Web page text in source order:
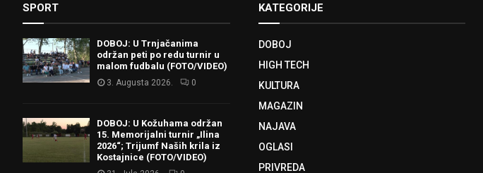
SPORT
DOBOJ: U Trnjačanima
održan peti po redu turnir u
malom fudbalu (FOTO/VIDEO)
3. Augusta 2026. 0
DOBOJ: U Kožuhama održan
15. Memorijalni turnir „Ilina
2026“; Trijumf Naših krila iz
Kostajnice (FOTO/VIDEO)
KATEGORIJE
DOBOJ
HIGH TECH
KULTURA
MAGAZIN
NAJAVA
OGLASI
PRIVREDA